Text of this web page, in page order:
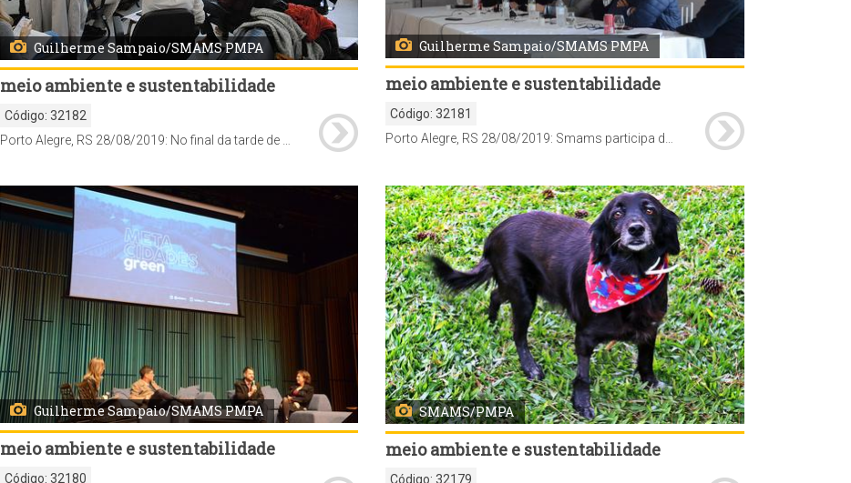
Guilherme Sampaio/SMAMS PMPA
meio ambiente e sustentabilidade
Código: 32182
Guilherme Sampaio/SMAMS PMPA
meio ambiente e sustentabilidade
Código:32181
Guilherme Sampaio/SMAMS PMPA
meio ambiente e sustentabilidade
Código: 32180
SMAMS/PMPA
meio ambiente e sustentabilidade
Código:32179